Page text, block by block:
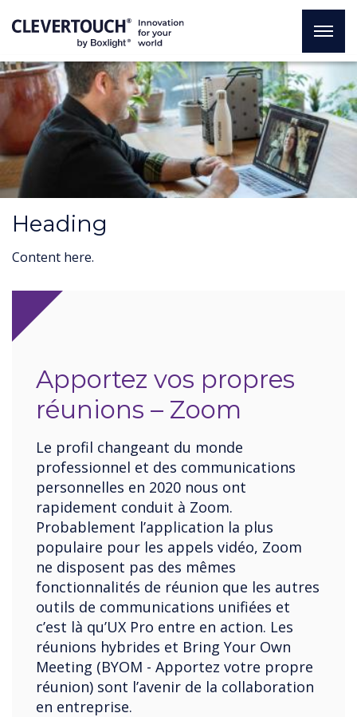
Heading
Content here.
Apportez vos propres
réunions – Zoom
Le profil changeant du monde
professionnel et des communications
personnelles en 2020 nous ont
rapidement conduit à Zoom.
Probablement l’application la plus
populaire pour les appels vidéo, Zoom
ne disposent pas des mêmes
fonctionnalités de réunion que les autres
outils de communications unifiées et
c’est là qu’UX Pro entre en action. Les
réunions hybrides et Bring Your Own
Meeting (BYOM - Apportez votre propre
réunion) sont l’avenir de la collaboration
en entreprise.